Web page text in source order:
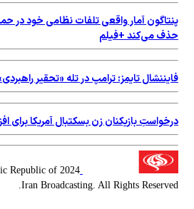
پنتاگون آمار واقعی تلفات نظامی خود در حملات
حذف می‌کند +فیلم
فایننشال تایمز: ترامپ در تله «تحقیر راهبردی»
درخواستِ بازیکنان زن بسکتبال آمریکا برای
Republic of
Iran Broadcasting. All Rights Reserved.